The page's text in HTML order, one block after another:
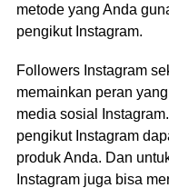
metode yang Anda
pengikut Instagram.
Followers Instagram
memainkan peran
media sosial
pengikut Instagram
produk Anda. Dan
Instagram juga bisa